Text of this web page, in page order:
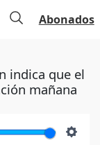
Abonados
indica que el
mañana